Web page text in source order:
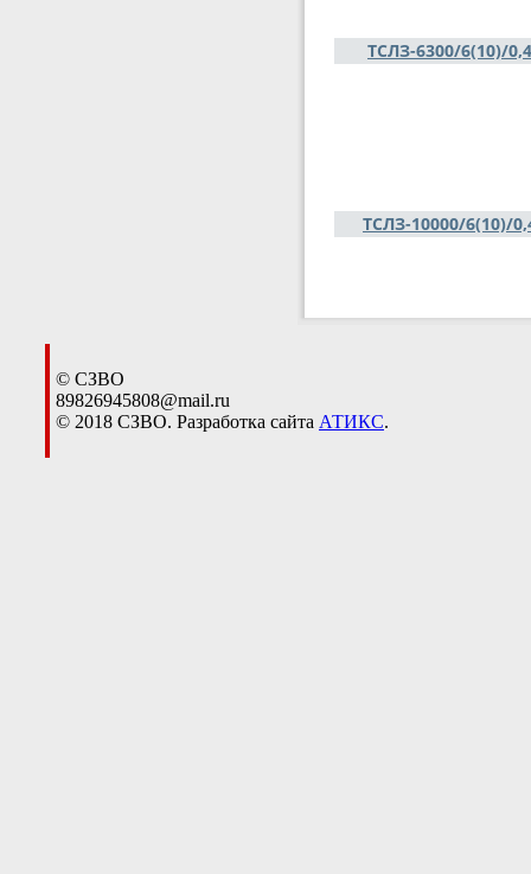
ТСЛЗ-6300/6(10)/0,4
ТСЛЗ-10000/6(10)/
© СЗВО
89826945808@mail.ru
© 2018 СЗВО. Разработка сайта АТИКС.